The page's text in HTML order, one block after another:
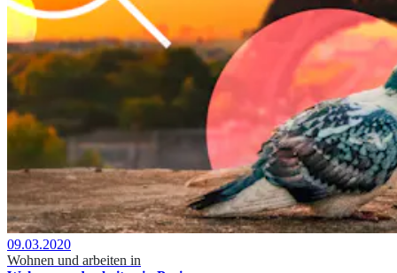
09.03.2020
Wohnen und arbeiten in